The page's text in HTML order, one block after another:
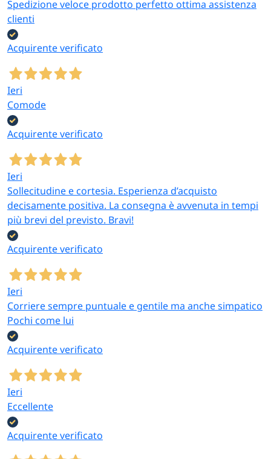
Spedizione veloce prodotto perfetto ottima assistenza
clienti
Acquirente verificato
Ieri
Comode
Acquirente verificato
Ieri
Sollecitudine e cortesia. Esperienza d’acquisto
decisamente positiva. La consegna è avvenuta in tempi
più brevi del previsto. Bravi!
Acquirente verificato
Ieri
Corriere sempre puntuale e gentile ma anche simpatico
Pochi come lui
Acquirente verificato
Ieri
Eccellente
Acquirente verificato